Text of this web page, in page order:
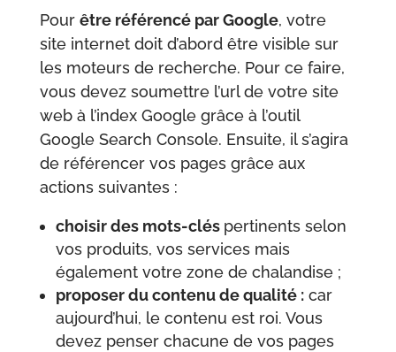
Pour être référencé par Google, votre
site internet doit d’abord être visible sur
les moteurs de recherche. Pour ce faire,
vous devez soumettre l’url de votre site
web à l’index Google grâce à l’outil
Google Search Console. Ensuite, il s’agira
de référencer vos pages grâce aux
actions suivantes :
choisir des mots-clés pertinents selon
vos produits, vos services mais
également votre zone de chalandise ;
proposer du contenu de qualité :car
aujourd’hui, le contenu est roi. Vous
devez penser chacune de vos pages